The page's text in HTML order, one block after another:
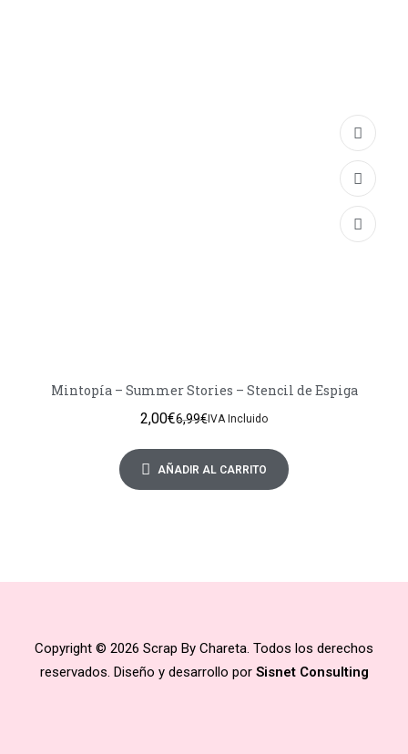
Mintopía – Summer Stories – Stencil de Espiga
6,99€
2,00€ IVA Incluido
AÑADIR AL CARRITO
Copyright © 2026 Scrap By Chareta. Todos los derechos
reservados. Diseño y desarrollo por Sisnet Consulting